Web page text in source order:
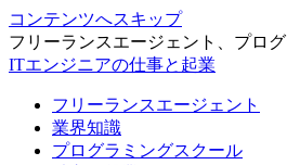
コンテンツへスキップ
フリーランスエージェント、プロ
ITエンジニアの仕事と起業
フリーランスエージェント
業界知識
プログラミングスクール